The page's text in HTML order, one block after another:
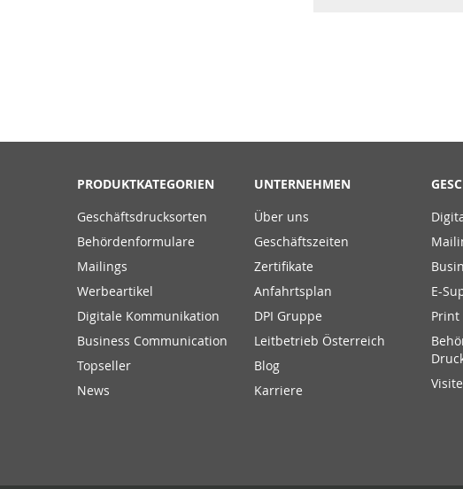
PRODUKTKATEGORIEN
Geschäftsdrucksorten
Behördenformulare
Mailings
Werbeartikel
Digitale Kommunikation
Business Communication
Topseller
News
UNTERNEHMEN
Über uns
Geschäftszeiten
Zertifikate
Anfahrtsplan
DPI Gruppe
Leitbetrieb Österreich
Blog
Karriere
E-
Print